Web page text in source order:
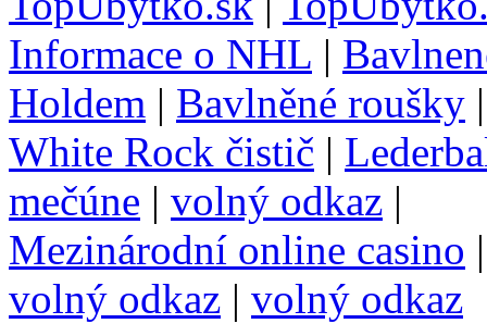
Informace o NHL |
Holdem | Bavlněné roušky
White Rock čistič |
mečúne | volný odkaz |
Mezinárodní online casino
volný odkaz | volný odkaz